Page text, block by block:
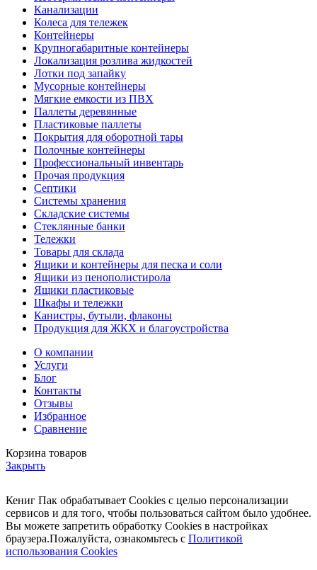
Канализации
Колеса для тележек
Контейнеры
Крупногабаритные контейнеры
Локализация розлива жидкостей
Лотки под запайку
Мусорные контейнеры
Мягкие емкости из ПВХ
Паллеты деревянные
Пластиковые паллеты
Покрытия для оборотной тары
Полочные контейнеры
Профессиональный инвентарь
Прочая продукция
Септики
Системы хранения
Складские системы
Стеклянные банки
Тележки
Товары для склада
Ящики и контейнеры для песка и соли
Ящики из пенополистирола
Ящики пластиковые
Шкафы и тележки
Канистры, бутыли, флаконы
Продукция для ЖКХ и благоустройства
О компании
Услуги
Блог
Контакты
Отзывы
Избранное
Сравнение
Корзина товаров
Закрыть
Кениг Пак обрабатывает Cookies с целью персонализации
сервисов и для того, чтобы пользоваться сайтом было удобнее.
Вы можете запретить обработку Cookies в настройках
браузера.Пожалуйста, ознакомьтесь с Политикой
использования Cookies